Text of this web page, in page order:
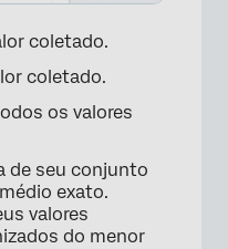
coletado.
coletado.
os valores
de seu conjunto
exato.
valores
do menor